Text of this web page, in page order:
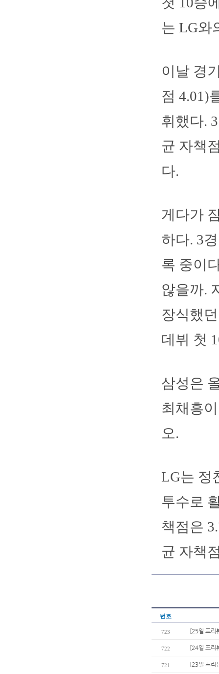
는 LG와
이날 경
점 4.01)
휘했다.
균 자책
다.
게다가
하다. 3
록 중이
않을까.
장식했
데뷔 첫
삼성은
최채흥
오.
LG는 정
투수로
책점은
균 자책
번호
723 [25일 프리
722 [24일 프리
721 [23일 프리